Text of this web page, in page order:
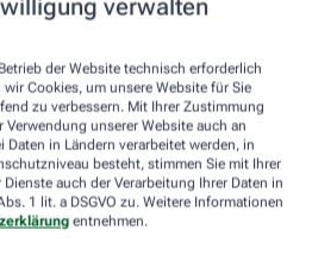
verwalten
der Website technisch erforderlich
Cookies, um unsere Website für Sie
zu verbessern. Mit Ihrer Zustimmung
unserer Website auch an
Daten in Ländern verarbeitet werden, in
besteht, stimmen Sie mit Ihrer
auch der Verarbeitung Ihrer Daten in
1 lit. a DSGVO zu. Weitere Informationen
entnehmen.
transportiert werden, wo sich die
vor die Tür mag, kann sein
Wechselduschen auf Trab
Erkältungsinfekte senken. Der
an und bringt den Kreislauf in
ihm ausgesetzt sind, desto
Körper in der kalten Jahreszeit auf